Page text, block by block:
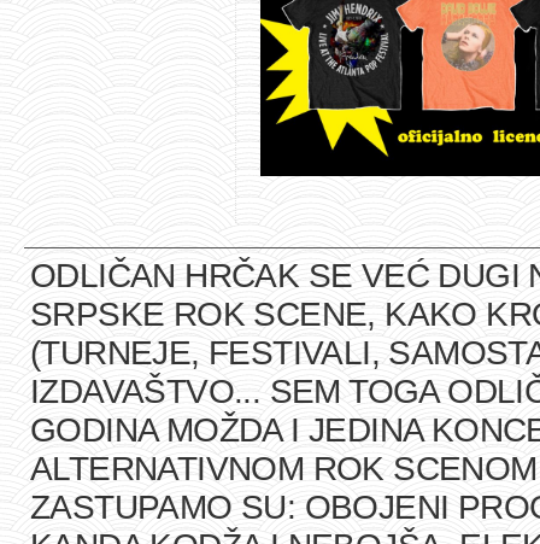
ODLIČAN HRČAK SE VEĆ DUGI
SRPSKE ROK SCENE, KAKO
(TURNEJE, FESTIVALI,
IZDAVAŠTVO... SEM TOGA
GODINA MOŽDA I JEDINA
ALTERNATIVNOM ROK
ZASTUPAMO SU: OBOJENI